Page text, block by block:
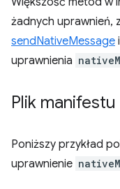
żadnych uprawnień,
sendNativeMessage i
uprawnienia
Plik manifestu
Poniższy przykład
uprawnienie